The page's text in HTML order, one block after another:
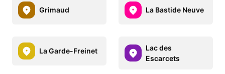
Grimaud La Bastide Neuve
La Garde-Freinet
Lac des
Escarcets